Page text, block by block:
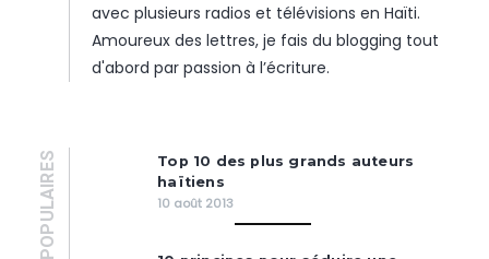
avec plusieurs radios et télévisions en Haïti.
Amoureux des lettres, je fais du blogging tout
d'abord par passion à l’écriture.
POPULAIRES
Top 10 des plus grands auteurs
haïtiens
10 août 2013